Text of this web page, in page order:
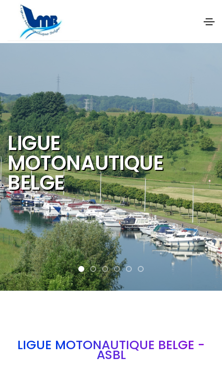
NOS OBJECTIFS SONT
DE PROMOUVOIR ET DE
DEVELOPPER :
Les activités et
sports nautiques
Le tourisme de
qualité
La mobilité douce
LIGUE MOTONAUTIQUE BELGE -
ASBL